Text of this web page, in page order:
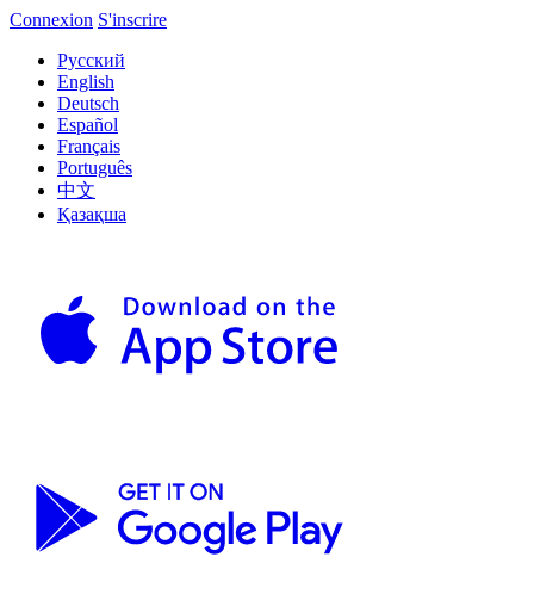
Connexion S'inscrire
Русский
English
Deutsch
Español
Français
Português
中文
Қазақша